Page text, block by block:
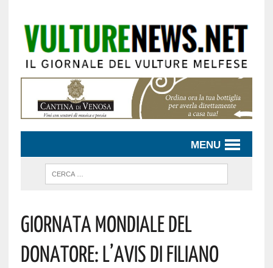
MENU
Giornata Mondiale Del
Donatore: L’AVIS Di Filiano